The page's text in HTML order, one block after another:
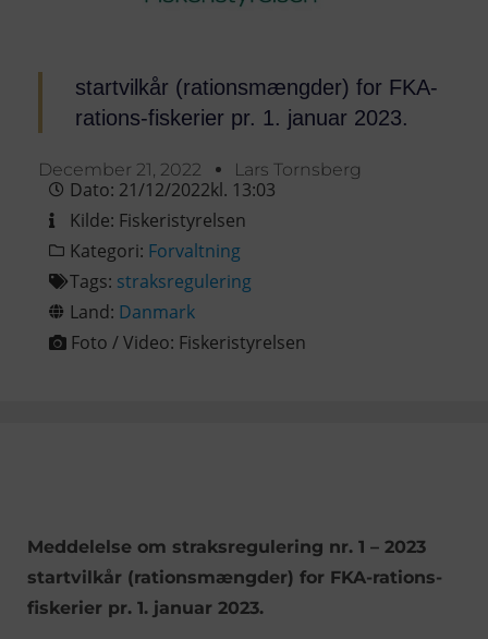
startvilkår (rationsmængder) for FKA-
rations-fiskerier pr. 1. januar 2023.
December 21, 2022 Lars Tornsberg
Dato: 21/12/2022kl. 13:03
Kilde: Fiskeristyrelsen
Kategori: Forvaltning
Tags: straksregulering
Land: Danmark
Foto / Video: Fiskeristyrelsen
Meddelelse om straksregulering nr. 1 – 2023
startvilkår (rationsmængder) for FKA-rations-
fiskerier pr. 1. januar 2023.